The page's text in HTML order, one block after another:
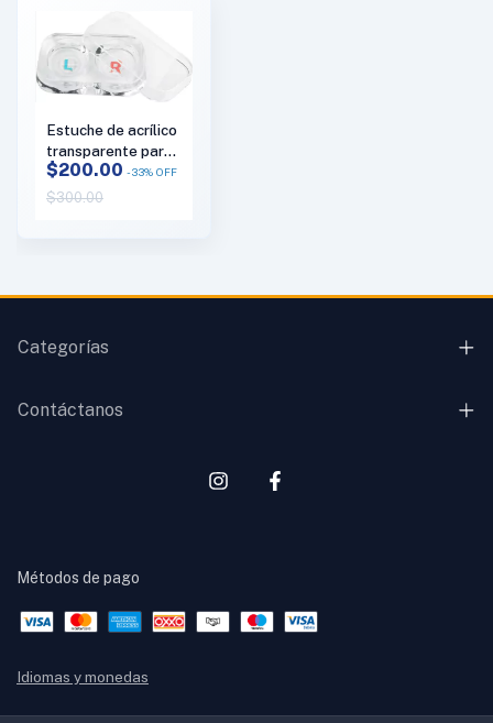
Estuche de acrílico
transparente para
lentes de contacto
duros y blandos
$200.00 -33% OFF
$300.00
Categorías
Contáctanos
Métodos de pago
Idiomas y monedas